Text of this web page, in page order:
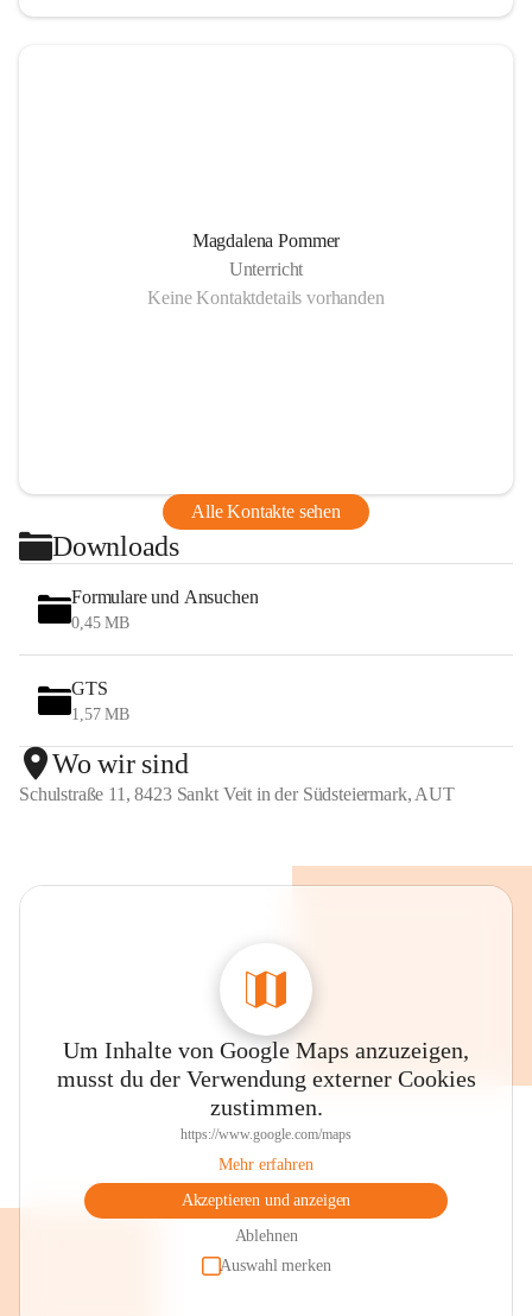
Magdalena Pommer
Unterricht
Keine Kontaktdetails vorhanden
Alle Kontakte sehen
Downloads
Formulare und Ansuchen
0,45 MB
GTS
1,57 MB
Wo wir sind
Schulstraße 11, 8423 Sankt Veit in der Südsteiermark, AUT
Um Inhalte von Google Maps anzuzeigen,
musst du der Verwendung externer Cookies
zustimmen.
https://www.google.com/maps
Mehr erfahren
Akzeptieren und anzeigen
Ablehnen
Auswahl merken